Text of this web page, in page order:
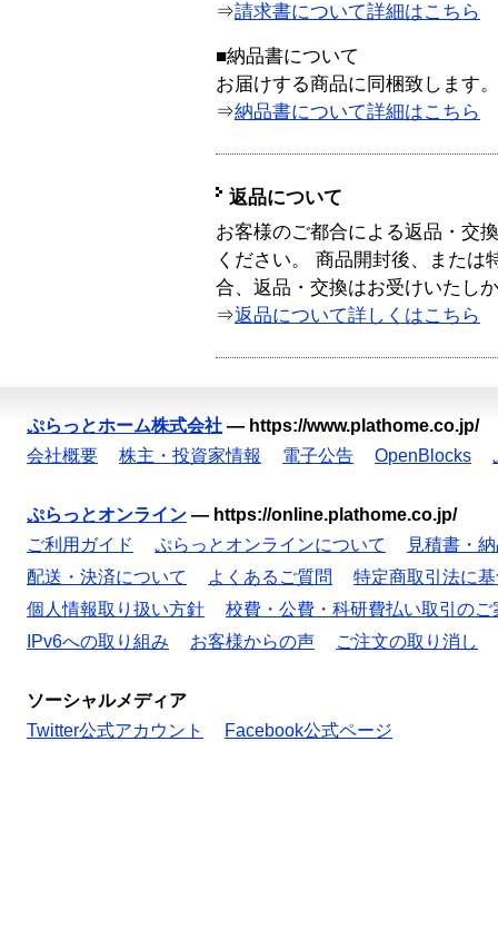
⇒請求書について詳細はこちら
■納品書について
お届けする商品に同梱致します。
⇒納品書について詳細はこちら
返品について
お客様のご都合による返品・交
ください。 商品開封後、または
合、返品・交換はお受けいたし
⇒返品について詳しくはこちら
ぷらっとホーム株式会社 — https://www.plathome.co.jp/
会社概要
株主・投資家情報 電子公告 OpenBlocks
ぷらっとオンライン — https://online.plathome.co.jp/
ご利用ガイド
ぷらっとオンラインについて
見積書・
配送・決済について
よくあるご質問
特定商取引法に
個人情報取り扱い方針
校費・公費・科研費払い取引のご
IPv6への取り組み
お客様からの声 ご注文の取り消し
ソーシャルメディア
Twitter公式アカウント
Facebook公式ページ